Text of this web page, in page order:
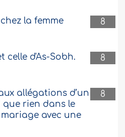
8
la femme
8
celle d'As-Sobh.
8
allégations d’un
rien dans le
avec une